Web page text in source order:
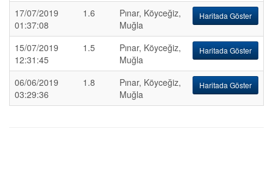
17/07/2019
01:37:08
1.6
Pınar, Köyceğiz,
Muğla
Haritada Göster
15/07/2019
12:31:45
1.5
Pınar, Köyceğiz,
Muğla
Haritada Göster
06/06/2019
03:29:36
1.8
Pınar, Köyceğiz,
Muğla
Haritada Göster